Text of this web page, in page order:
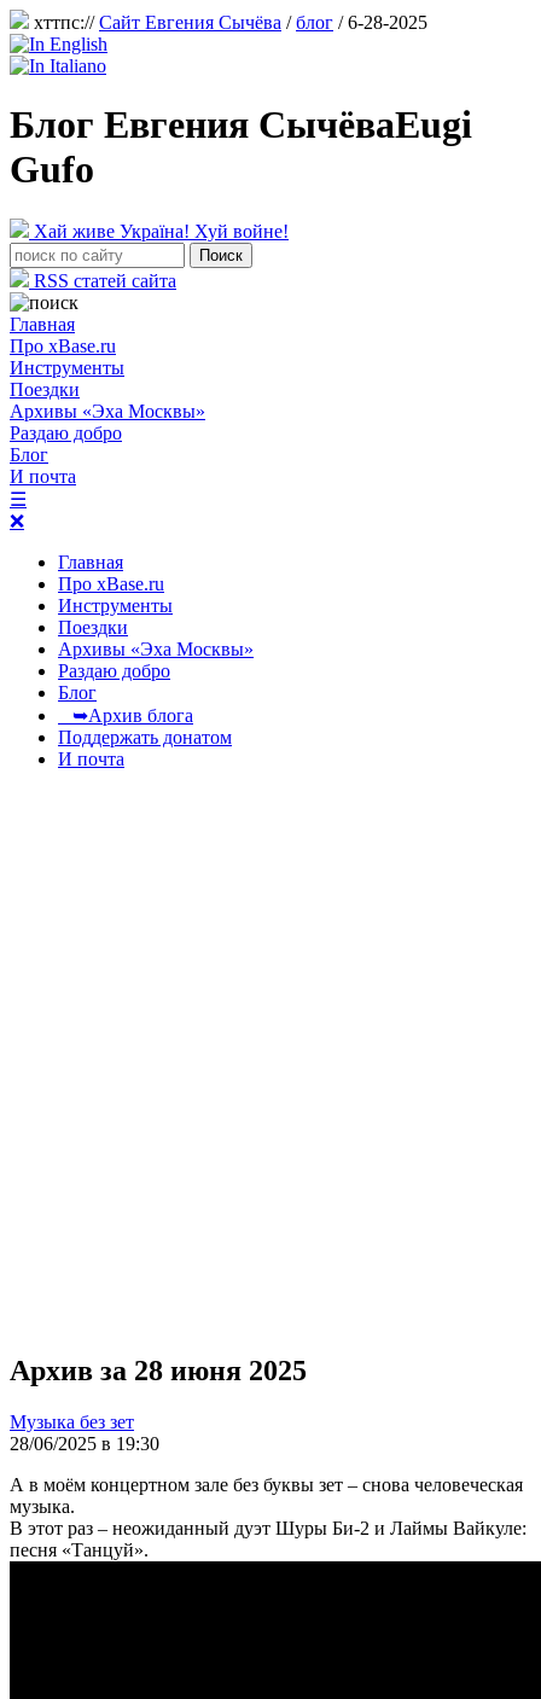
хттпс://Сайт Евгения Сычёва /блог / 6-28-2025
Блог Евгения СычёваEugi
Gufo
Хай живе Україна! Хуй войне!
RSS статей сайта
Главная
Про xBase.ru
Инструменты
Поездки
Архивы «Эха Москвы»
Раздаю добро
Блог
И почта
☰
❌
Главная
Про xBase.ru
Инструменты
Поездки
Архивы «Эха Москвы»
Раздаю добро
Блог
➥Архив блога
Поддержать донатом
И почта
Архив за 28 июня 2025
Музыка без зет
28/06/2025 в 19:30
А в моём концертном зале без буквы зет – снова человеческая
музыка.
В этот раз – неожиданный дуэт Шуры Би-2 и Лаймы Вайкуле:
песня «Танцуй».